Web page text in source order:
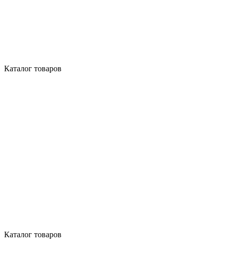
Каталог товаров
Каталог товаров